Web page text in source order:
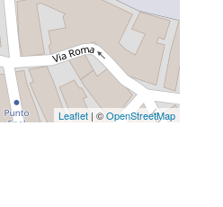
Leaflet | ©OpenStreetMap